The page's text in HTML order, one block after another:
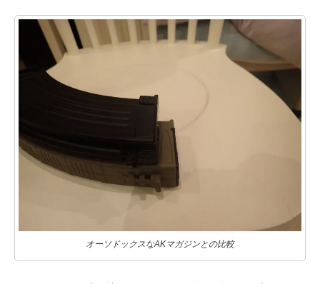
オーソドックスなAKマガジンとの比較